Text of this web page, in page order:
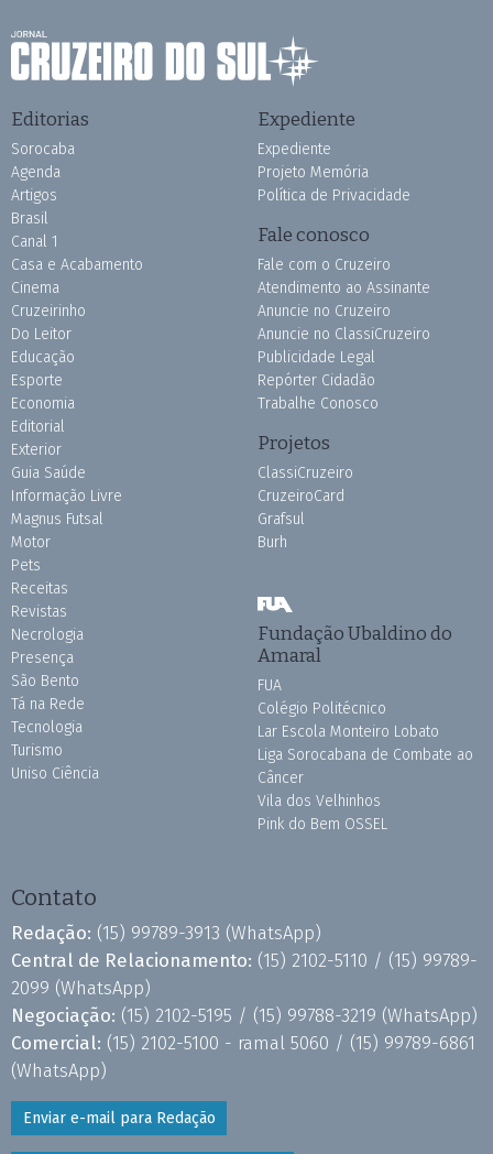
Editorias
Sorocaba
Agenda
Artigos
Brasil
Canal 1
Casa e Acabamento
Cinema
Cruzeirinho
Do Leitor
Educação
Esporte
Economia
Editorial
Exterior
Guia Saúde
Informação Livre
Magnus Futsal
Motor
Pets
Receitas
Revistas
Necrologia
Presença
São Bento
Tá na Rede
Tecnologia
Turismo
Uniso Ciência
Expediente
Expediente
Projeto Memória
Política de Privacidade
Fale conosco
Fale com o Cruzeiro
Atendimento ao Assinante
Anuncie no Cruzeiro
Anuncie no ClassiCruzeiro
Publicidade Legal
Repórter Cidadão
Trabalhe Conosco
Projetos
ClassiCruzeiro
CruzeiroCard
Grafsul
Burh
Fundação Ubaldino do
Amaral
FUA
Colégio Politécnico
Lar Escola Monteiro Lobato
Liga Sorocabana de Combate ao
Câncer
Vila dos Velhinhos
Pink do Bem OSSEL
Contato
Redação: (15) 99789-3913 (WhatsApp)
Central de Relacionamento: (15) 2102-5110 / (15) 99789-
2099 (WhatsApp)
Negociação: (15) 2102-5195 / (15) 99788-3219 (WhatsApp)
Comercial: (15) 2102-5100 - ramal 5060 / (15) 99789-6861
(WhatsApp)
Enviar e-mail para Redação